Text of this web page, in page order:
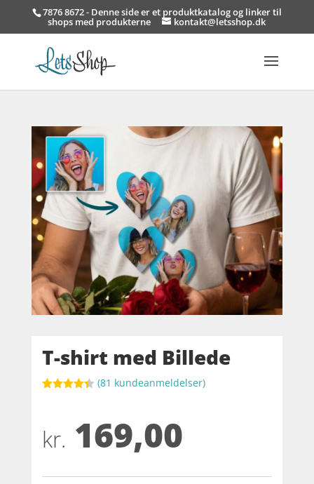
7876 8672 - Denne side er et produktkatalog og linker til
shops med produkterne kontakt@letsshop.dk
T-shirt med Billede
på
kundebedø
(81 kundeanmeldelser)
kr. 169,00